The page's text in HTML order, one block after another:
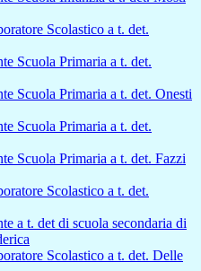
Scolastico a t. det.
Scuola Primaria a t. det.
Scuola Primaria a t. det. Onesti
Scuola Primaria a t. det.
Scuola Primaria a t. det. Fazzi
Scolastico a t. det.
a t. det di scuola secondaria di
Scolastico a t. det. Delle